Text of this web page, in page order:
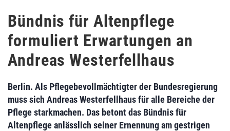
Bündnis für Altenpflege
formuliert Erwartungen an
Andreas Westerfellhaus
Berlin. Als Pflegebevollmächtigter der Bundesregierung
muss sich Andreas Westerfellhaus für alle Bereiche der
Pflege starkmachen. Das betont das Bündnis für
Altenpflege anlässlich seiner Ernennung am gestrigen